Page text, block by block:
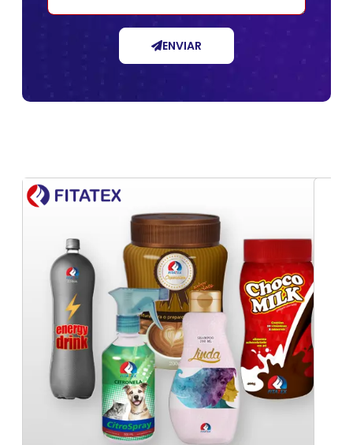
ENVIAR
Distribuidora de lacres para potes